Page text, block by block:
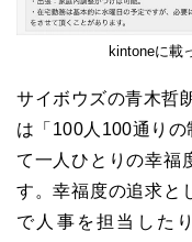
kintoneに載
サイボウズの青木哲
は「100人100通り
て一人ひとりの幸福
す。幸福度の追求と
で人事を担当した